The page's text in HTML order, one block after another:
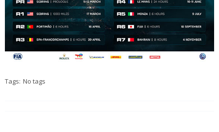
Tags: No tags